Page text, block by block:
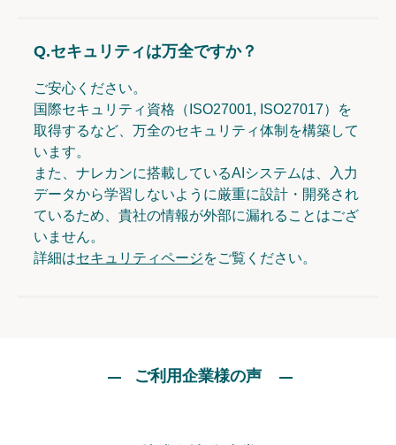
Q.セキュリティは万全ですか？
ご安心ください。
国際セキュリティ資格（ISO27001, ISO27017）を
取得するなど、万全のセキュリティ体制を構築して
います。
また、ナレカンに搭載しているAIシステムは、入力
データから学習しないように厳重に設計・開発され
ているため、貴社の情報が外部に漏れることはござ
いません。
詳細はセキュリティページをご覧ください。
ご利用企業様の声